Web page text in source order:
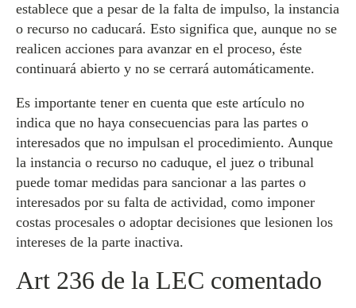
establece que a pesar de la falta de impulso, la instancia
o recurso no caducará. Esto significa que, aunque no se
realicen acciones para avanzar en el proceso, éste
continuará abierto y no se cerrará automáticamente.
Es importante tener en cuenta que este artículo no
indica que no haya consecuencias para las partes o
interesados que no impulsan el procedimiento. Aunque
la instancia o recurso no caduque, el juez o tribunal
puede tomar medidas para sancionar a las partes o
interesados por su falta de actividad, como imponer
costas procesales o adoptar decisiones que lesionen los
intereses de la parte inactiva.
Art 236 de la LEC comentado